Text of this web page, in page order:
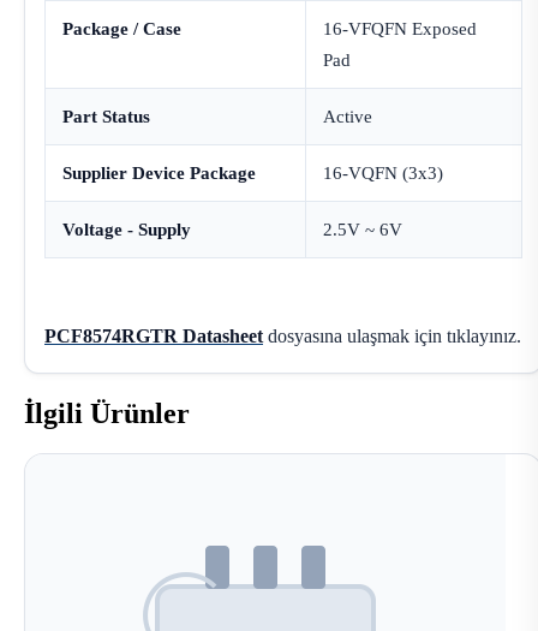
Package / Case
16-VFQFN Exposed
Pad
Part Status Active
Supplier Device Package 16-VQFN (3x3)
Voltage - Supply 2.5V ~ 6V
PCF8574RGTR Datasheet dosyasına ulaşmak için tıklayınız.
İlgili Ürünler